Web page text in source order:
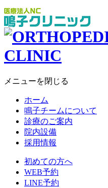
メニューを閉じる
ホーム
鳴子チームについて
診療のご案内
院内設備
採用情報
初めての方へ
WEB予約
LINE予約